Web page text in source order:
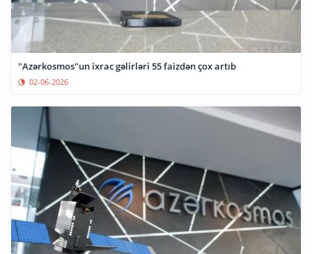
"Azərkosmos"un ixrac gəlirləri 55 faizdən çox artıb
02-06-2026